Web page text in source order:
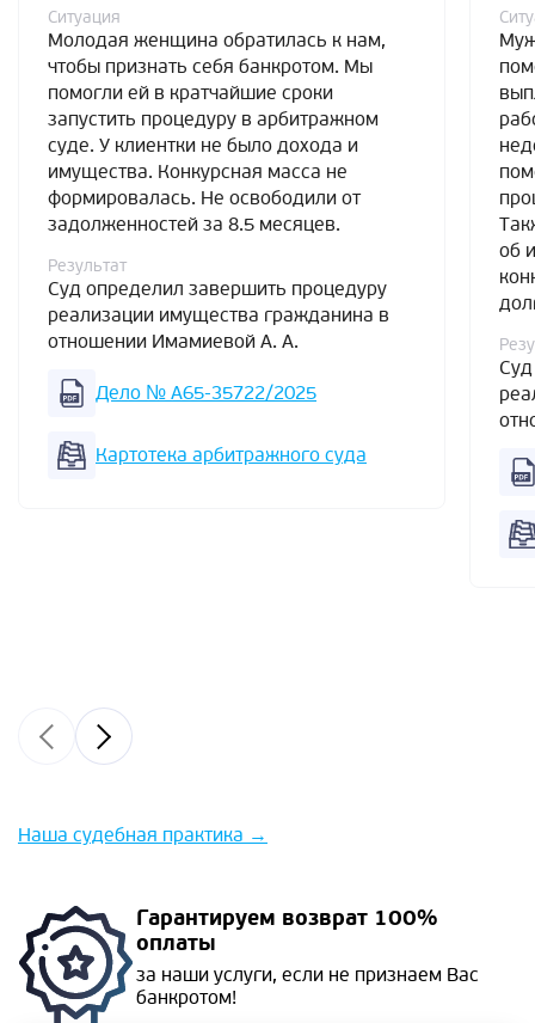
Ситуация
Молодая женщина обратилась к нам,
чтобы признать себя банкротом. Мы
помогли ей в кратчайшие сроки
запустить процедуру в арбитражном
суде. У клиентки не было дохода и
имущества. Конкурсная масса не
формировалась. Не освободили от
задолженностей за 8.5 месяцев.
Результат
Суд определил завершить процедуру
реализации имущества гражданина в
отношении Имамиевой А. А.
Дело № А65-35722/2025
Картотека арбитражного суда
об
Наша судебная практика →
Гарантируем возврат 100%
оплаты
за наши услуги, если не признаем Вас
банкротом!